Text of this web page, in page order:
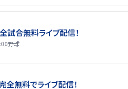
試合無料ライブ配信！
野球
全無料でライブ配信！